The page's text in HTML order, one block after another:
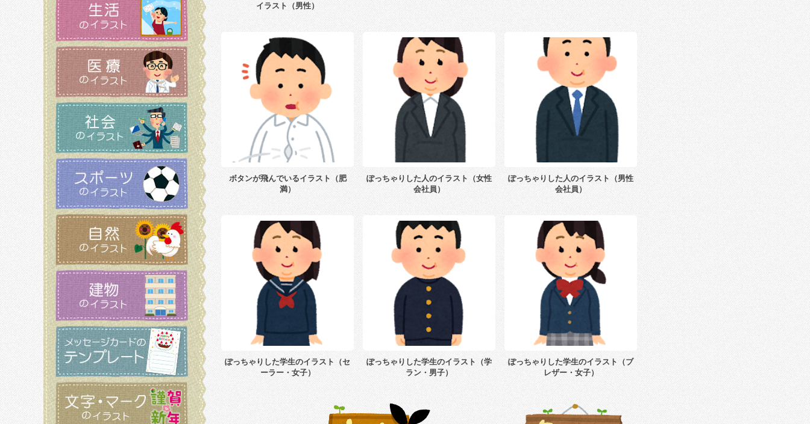
イラスト（男性）
ボタンが飛んでいるイラスト（肥
満）
ぽっちゃりした人のイラスト（女性
会社員）
ぽっちゃりした人のイラスト（男性
会社員）
ぽっちゃりした学生のイラスト（セ
ーラー・女子）
ぽっちゃりした学生のイラスト（学
ラン・男子）
ぽっちゃりした学生のイラスト（ブ
レザー・女子）